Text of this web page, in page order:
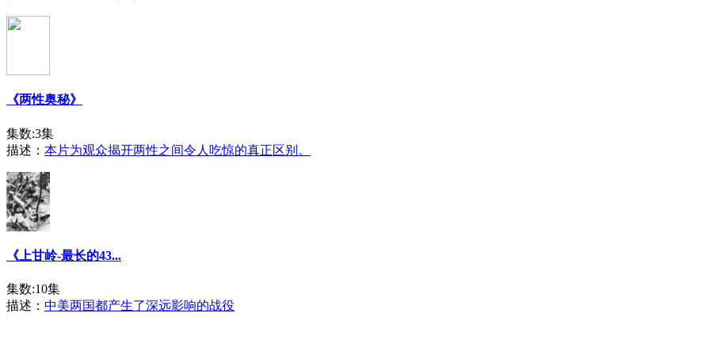
《两性奥秘》
集数:3集
描述： 本片为观众揭开两性之间令人吃惊的真正区别。
《上甘岭-最长的43...
集数:10集
描述： 中美两国都产生了深远影响的战役